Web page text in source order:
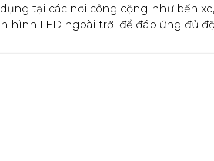
tại các nơi công cộng như bến
hình LED ngoài trời để đáp ứng đủ